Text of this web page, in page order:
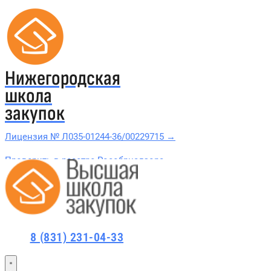
Нижегородская
школа
закупок
Лицензия № Л035-01244-36/00229715 →
Проверить в реестре Рособрнадзора →
Все курсы 44-ФЗ и 223-ФЗ
Курсы по 223-ФЗ
8 (831) 231-04-33